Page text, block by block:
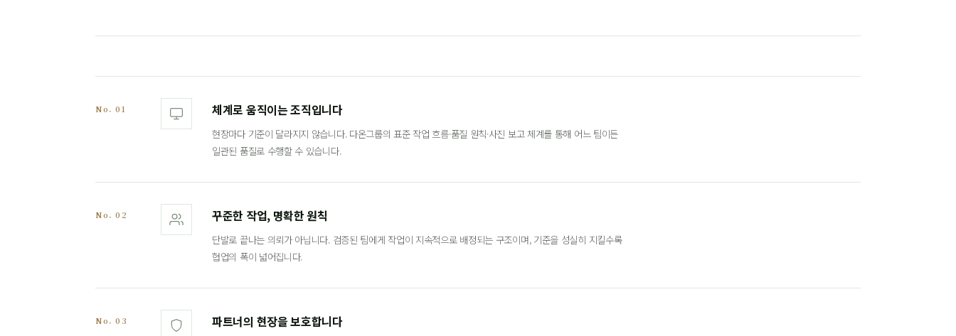
No. 01 체계로 움직이는 조직입니다
현장마다 기준이 달라지지 않습니다. 다온그룹의 표준 작업 흐름·품질 원칙·사진 보고 체계를 통해 어느 팀이든
일관된 품질로 수행할 수 있습니다.
No. 02 꾸준한 작업, 명확한 원칙
단발로 끝나는 의뢰가 아닙니다. 검증된 팀에게 작업이 지속적으로 배정되는 구조이며, 기준을 성실히 지킬수록
협업의 폭이 넓어집니다.
No. 03 파트너의 현장을 보호합니다